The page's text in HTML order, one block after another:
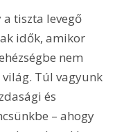
tiszta levegő
idők, amikor
nem
Túl vagyunk
és
– ahogy